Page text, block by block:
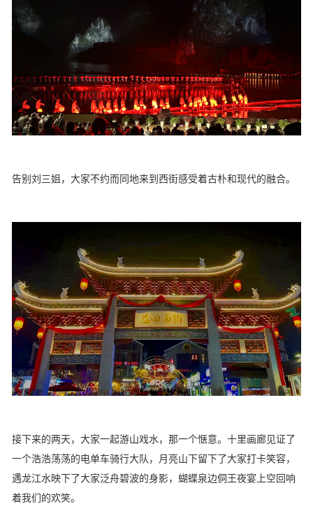
告别刘三姐，大家不约而同地来到西街感受着古朴和现代的融合。
接下来的两天，大家一起游山戏水，那一个惬意。十里画廊见证了
一个浩浩荡荡的电单车骑行大队，月亮山下留下了大家打卡笑容，
遇龙江水映下了大家泛舟碧波的身影，蝴蝶泉边侗王夜宴上空回响
着我们的欢笑。